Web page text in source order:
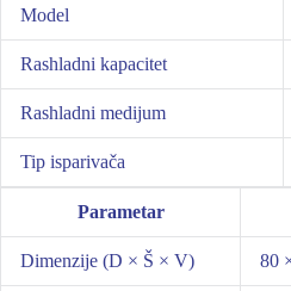
Model
Rashladni kapacitet
Rashladni medijum
Tip isparivača
Parametar
Dimenzije (D × Š × V) 80